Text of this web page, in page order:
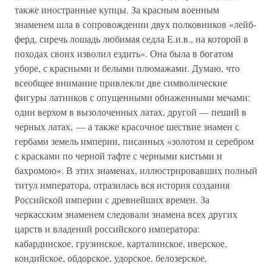
также иностранные купцы. За красным военным
знаменем шла в сопровождении двух полковников «лейб-
ферд, сиречь лошадь любимая седла Е.и.в., на которой в
походах своих изволил ездить». Она была в богатом
уборе, с красными и белыми плюмажами. Думаю, что
всеобщее внимание привлекли две символические
фигуры латников с опущенными обнаженными мечами:
один верхом в вызолоченных латах, другой — пеший в
черных латах, — а также красочное шествие знамен с
гербами земель империи, писанных «золотом и серебром
с красками по черной тафте с черными кистьми и
бахромою». В этих знаменах, иллюстрировавших полный
титул императора, отразилась вся история создания
Российской империи с древнейших времен. За
черкасским знаменем следовали знамена всех других
царств и владений российского императора:
кабардинское, грузинское, карталинское, иверское,
кондийское, обдорское, удорское, белозерское,